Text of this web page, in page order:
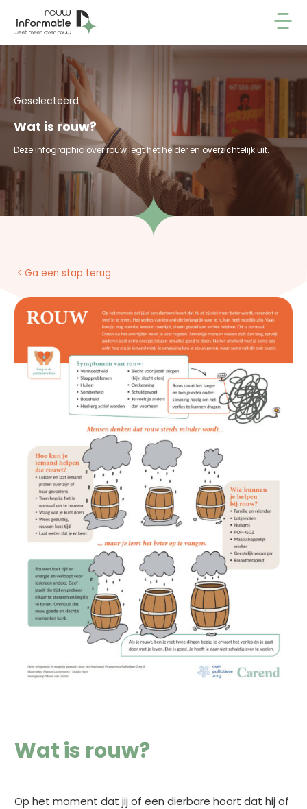
Geselecteerd
Wat is rouw?
Deze infographic over rouw legt het helder en overzichtelijk uit.
< Ga een stap terug
Wat is rouw?
Op het moment dat jij of een dierbare hoort dat hij of